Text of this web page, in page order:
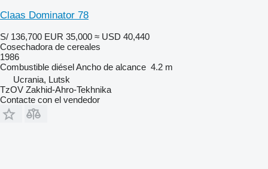
Claas Dominator 78
S/ 136,700 EUR 35,000 ≈ USD 40,440
Cosechadora de cereales
1986
Combustible diéselAncho de alcance 4.2 m
Ucrania, Lutsk
TzOV Zakhid-Ahro-Tekhnika
Contacte con el vendedor